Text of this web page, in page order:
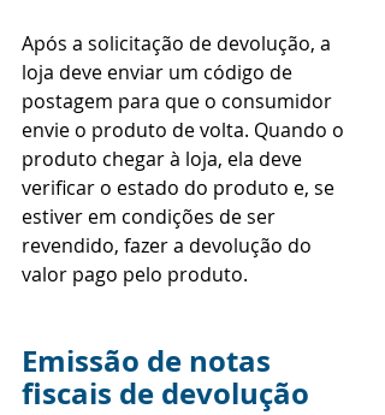
Após a solicitação de devolução, a
loja deve enviar um código de
postagem para que o consumidor
envie o produto de volta. Quando o
produto chegar à loja, ela deve
verificar o estado do produto e, se
estiver em condições de ser
revendido, fazer a devolução do
valor pago pelo produto.
Emissão de notas
fiscais de devolução